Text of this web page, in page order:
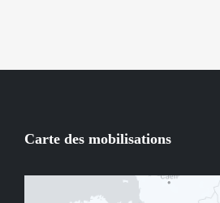
Carte des mobilisations